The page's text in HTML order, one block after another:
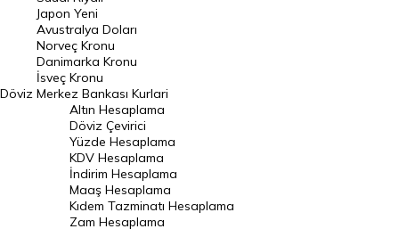
Avustralya Doları
Danimarka Kronu Kuru
Kanada Doları Kuru
Norveç Kronu Kuru
İsveç Kronu Kuru
Japon Yeni Kuru
Serbest Piyasa Döviz Kurları
Merkez Bankası Döviz Kurları
Döviz
Japon Yeni
Avustralya Doları
Norveç Kronu
Danimarka Kronu
İsveç Kronu
Merkez Bankası Kurlari
Altın Hesaplama
Döviz Çevirici
Yüzde Hesaplama
KDV Hesaplama
İndirim Hesaplama
Maaş Hesaplama
Kıdem Tazminatı Hesaplama
Zam Hesaplama